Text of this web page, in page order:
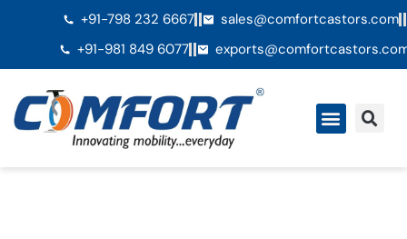
+91-798 232 6667
sales@comfortcastors.com
+91-981 849 6077